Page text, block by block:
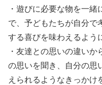
・遊びに必要な物を一
で、予どもたちが自分で
する喜びを味わえるよう
・友達との思いの違い
の思いを聞き、自分の思
えられるようなきっかけ